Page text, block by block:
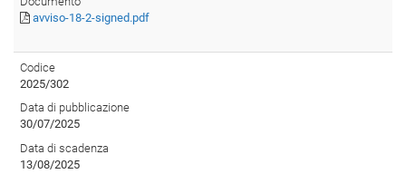
avviso-18-2-signed.pdf
Codice
2025/302
Data di pubblicazione
30/07/2025
Data di scadenza
13/08/2025